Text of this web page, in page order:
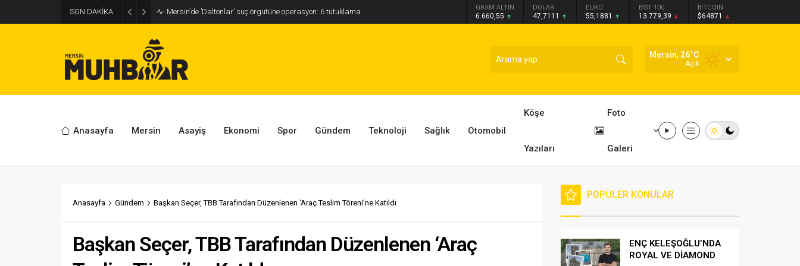
SON DAKİKA Mersin’de ’Daltonlar’ suç örgütüne operasyon: 6 tutuklama GRAM ALTIN
6.660,55
DOLAR
47,7111
EURO
55,1881
BIST 100
13.779,39
BITCOIN
$64871
Mersin, 26°C
Açık
Anasayfa Mersin Asayiş Ekonomi Spor Gündem Teknoloji Sağlık Otomobil
Köşe
Yazıları
Foto
Galeri
Anasayfa Gündem Başkan Seçer, TBB Tarafından Düzenlenen ‘Araç Teslim Töreni’ne Katıldı
Başkan Seçer, TBB Tarafından Düzenlenen ‘Araç
POPÜLER KONULAR
ENÇ KELEŞOĞLU’NDA
ROYAL VE DİAMOND